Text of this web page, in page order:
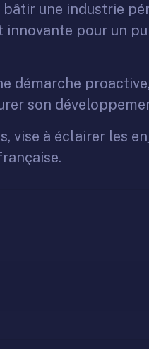
une industrie
pour un
démarche
son
vise à éclairer les